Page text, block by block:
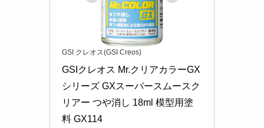
GSI クレオス(GSI Creos)
GSIクレオス Mr.クリアカラーGX
シリーズ GXスーパースムースク
リアー つや消し 18ml 模型用塗
料 GX114